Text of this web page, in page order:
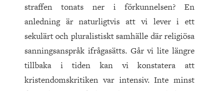
straffen tonats ner i förkunnelsen? En
anledning är naturligtvis att vi lever i ett
sekulärt och pluralistiskt samhälle där religiösa
sanningsanspråk ifrågasätts. Går vi lite längre
tillbaka i tiden kan vi konstatera att
kristendomskritiken var intensiv. Inte minst